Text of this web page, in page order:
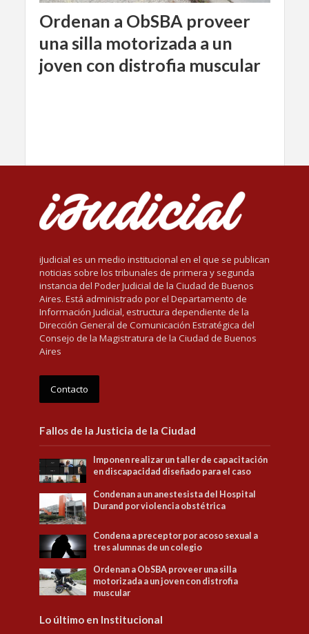
Ordenan a ObSBA proveer
una silla motorizada a un
joven con distrofia muscular
iJudicial es un medio institucional en el que se publican
noticias sobre los tribunales de primera y segunda
instancia del Poder Judicial de la Ciudad de Buenos
Aires. Está administrado por el Departamento de
Información Judicial, estructura dependiente de la
Dirección General de Comunicación Estratégica del
Consejo de la Magistratura de la Ciudad de Buenos
Aires
Contacto
Fallos de la Justicia de la Ciudad
Imponen realizar un taller de capacitación
en discapacidad diseñado para el caso
Condenan a un anestesista del Hospital
Durand por violencia obstétrica
Condena a preceptor por acoso sexual a
tres alumnas de un colegio
Ordenan a ObSBA proveer una silla
motorizada a un joven con distrofia
muscular
Lo último en Institucional